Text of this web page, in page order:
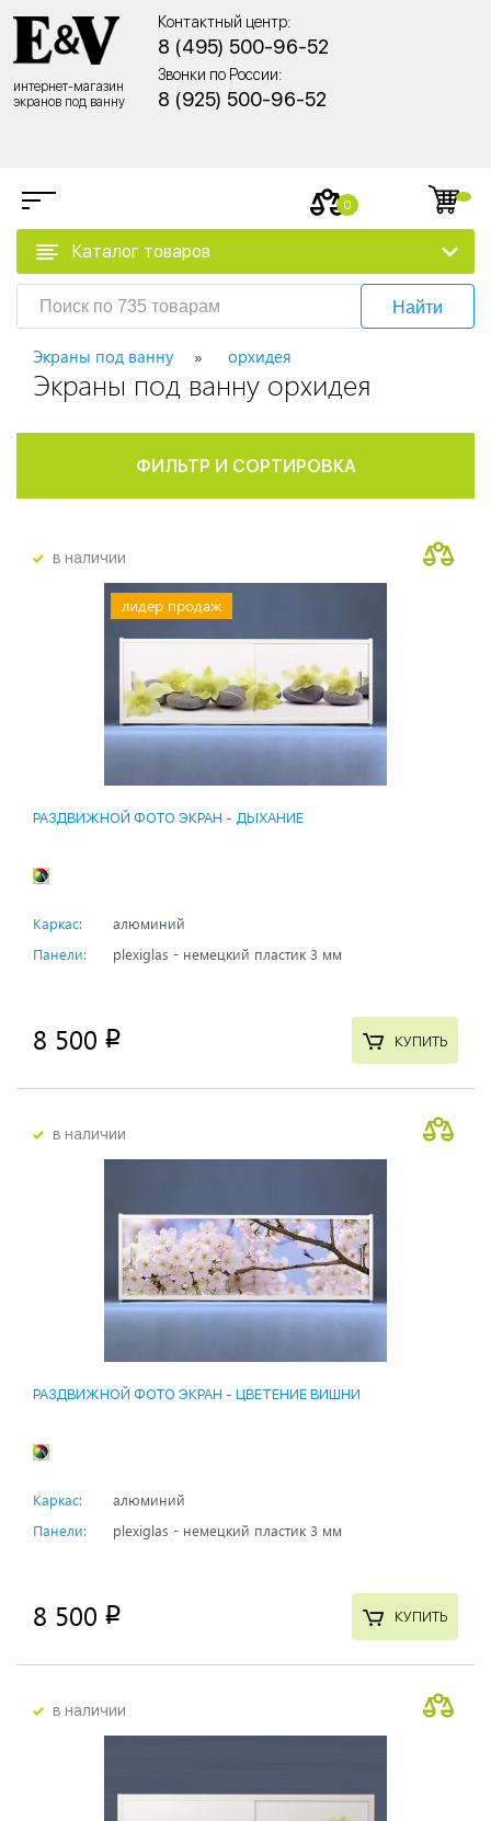
интернет-магазин
экранов под ванну
Контактный центр:
8 (495) 500-96-52
Звонки по России:
8 (925) 500-96-52
0
Каталог товаров
Найти
Экраны под ванну орхидея
Экраны под ванну орхидея
ФИЛЬТР И СОРТИРОВКА
в наличии
лидер продаж
РАЗДВИЖНОЙ ФОТО ЭКРАН - ДЫХАНИЕ
Каркас:
алюминий
Панели:
plexiglas - немецкий пластик 3 мм
8 500 p КУПИТЬ
в наличии
РАЗДВИЖНОЙ ФОТО ЭКРАН - ЦВЕТЕНИЕ ВИШНИ
Каркас:
алюминий
Панели:
plexiglas - немецкий пластик 3 мм
8 500 p КУПИТЬ
в наличии